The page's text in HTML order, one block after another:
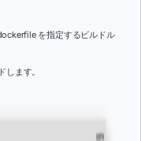
を指定するビルドル
ます。